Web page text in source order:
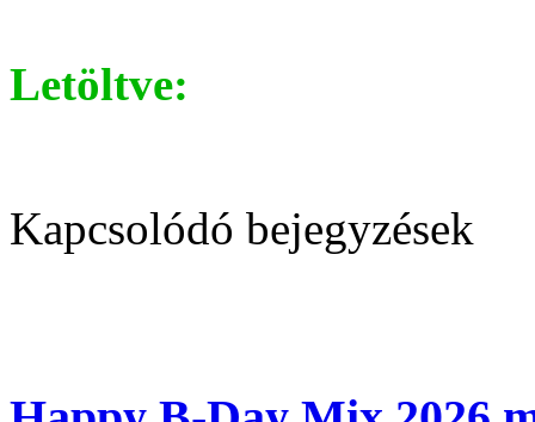
Letöltve:
Kapcsolódó bejegyzések